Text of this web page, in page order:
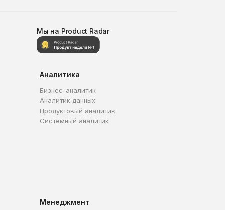
Мы на Product Radar
Аналитика
Бизнес-аналитик
Аналитик данных
Продуктовый аналитик
Системный аналитик
Менеджмент